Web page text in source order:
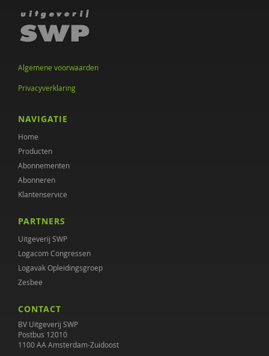
Algemene voorwaarden
Privacyverklaring
NAVIGATIE
Home
Producten
Abonnementen
Abonneren
Klantenservice
PARTNERS
Uitgeverij SWP
Logacom Congressen
Logavak Opleidingsgroep
Zesbee
CONTACT
BV Uitgeverij SWP
Postbus 12010
1100 AA Amsterdam-Zuidoost